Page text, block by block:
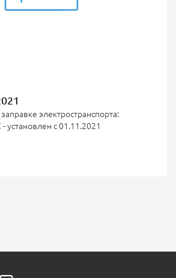
электространспорта:
установлен с 01.11.2021